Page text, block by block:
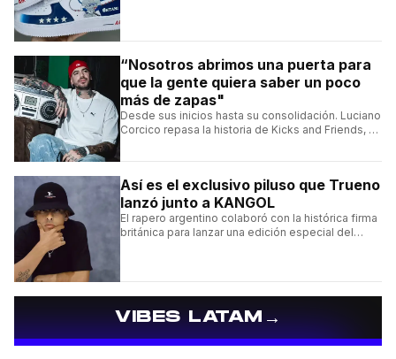
“Nosotros abrimos una puerta para
que la gente quiera saber un poco
más de zapas"
Desde sus inicios hasta su consolidación. Luciano
Corcico repasa la historia de Kicks and Friends, el
Así es el exclusivo piluso que Trueno
lanzó junto a KANGOL
El rapero argentino colaboró con la histórica firma
británica para lanzar una edición especial del
VIBES LATAM→